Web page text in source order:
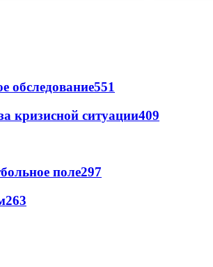
обследование551
кризисной ситуации409
поле297
263